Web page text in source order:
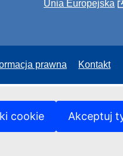
cookie Akceptuj
Unia Europejska
prawna Kontakt